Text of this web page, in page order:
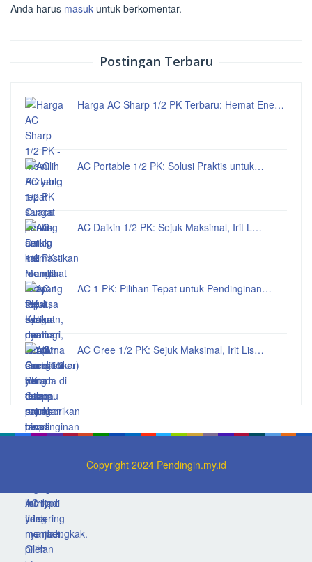
Anda harus masuk untuk berkomentar.
Postingan Terbaru
Harga AC Sharp 1/2 PK Terbaru: Hemat Ene…
AC Portable 1/2 PK: Solusi Praktis untuk…
AC Daikin 1/2 PK: Sejuk Maksimal, Irit L…
AC 1 PK: Pilihan Tepat untuk Pendinginan…
AC Gree 1/2 PK: Sejuk Maksimal, Irit Lis…
Copyright 2024 Pendingin.my.id